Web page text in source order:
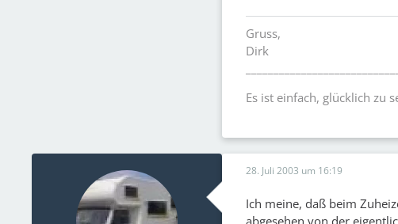
Gruss,
Dirk
Es ist einfach, glücklich zu
28. Juli 2003 um 16:19
Ich meine, daß beim
abgesehen von der